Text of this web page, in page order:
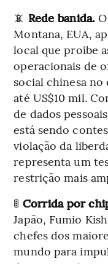
📵 Rede banida.
Montana, EUA,
local que proíbe
operacionais de
social chinesa no
até US$10 mil.
de dados
está sendo
violação da
representa um
restrição mais
🚦 Corrida por
Japão, Fumio
chefes dos
mundo para